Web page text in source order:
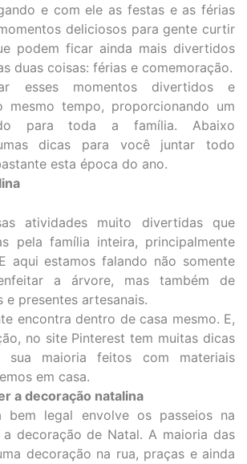
e com ele as festas e as férias
deliciosos para gente curtir
podem ficar ainda mais divertidos
duas coisas: férias e comemoração.
esses momentos divertidos e
mesmo tempo, proporcionando um
para toda a família. Abaixo
dicas para você juntar todo
esta época do ano.
atividades muito divertidas que
pela família inteira, principalmente
aqui estamos falando não somente
a árvore, mas também de
e presentes artesanais.
encontra dentro de casa mesmo. E,
no site Pinterest tem muitas dicas
sua maioria feitos com materiais
em casa.
a decoração natalina
bem legal envolve os passeios na
decoração de Natal. A maioria das
decoração na rua, praças e ainda